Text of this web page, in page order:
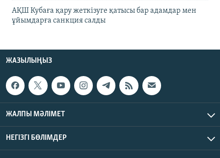
АҚШ Кубаға қару жеткізуге қатысы бар адамдар мен
ұйымдарға санкция салды
ЖАЗЫЛЫҢЫЗ
ЖАЛПЫ МӘЛІМЕТ
НЕГІЗГІ БӨЛІМДЕР